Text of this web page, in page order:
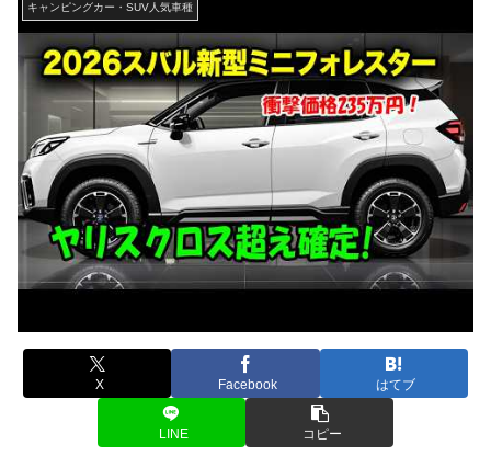
キャンピングカー・SUV人気車種
X Facebook はてブ
LINE コピー